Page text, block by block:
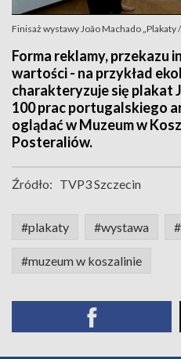
Finisaż wystawy João Machado „Plakaty
Forma reklamy, przekazu
wartości - na przykład
charakteryzuje się plakat
100 prac portugalskiego
oglądać w Muzeum w
Posteraliów.
Źródło: TVP3 Szczecin
#plakaty #wystawa
#muzeum w koszalinie